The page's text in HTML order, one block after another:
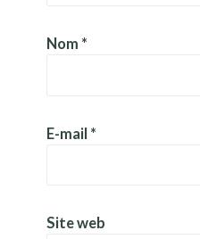
Nom *
E-mail *
Site web